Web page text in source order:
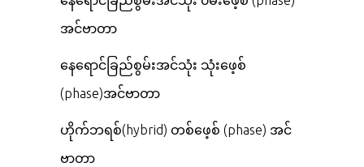
အင်ဗာတာ
နေရောင်ခြည်စွမ်းအင်သုံး သုံးဖေ့စ်
(phase)အင်ဗာတာ
ဟိုက်ဘရစ်(hybrid) တစ်ဖေ့စ် (phase) အင်
ဗာတာ